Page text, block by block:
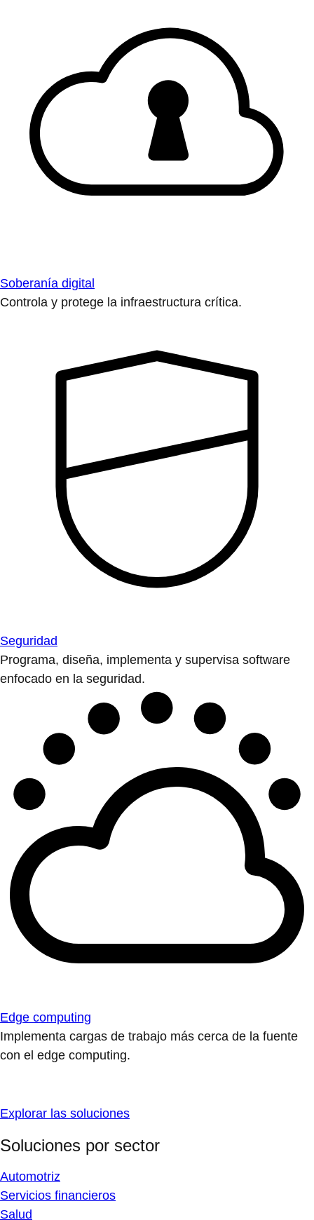
Soberanía digital
Controla y protege la infraestructura crítica.
Seguridad
Programa, diseña, implementa y supervisa software
enfocado en la seguridad.
Edge computing
Implementa cargas de trabajo más cerca de la fuente
con el edge computing.
Explorar las soluciones
Soluciones por sector
Automotriz
Servicios financieros
Salud